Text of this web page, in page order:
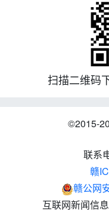
扫描二维码
©2015-
联系
赣
赣公网
互联网新闻信